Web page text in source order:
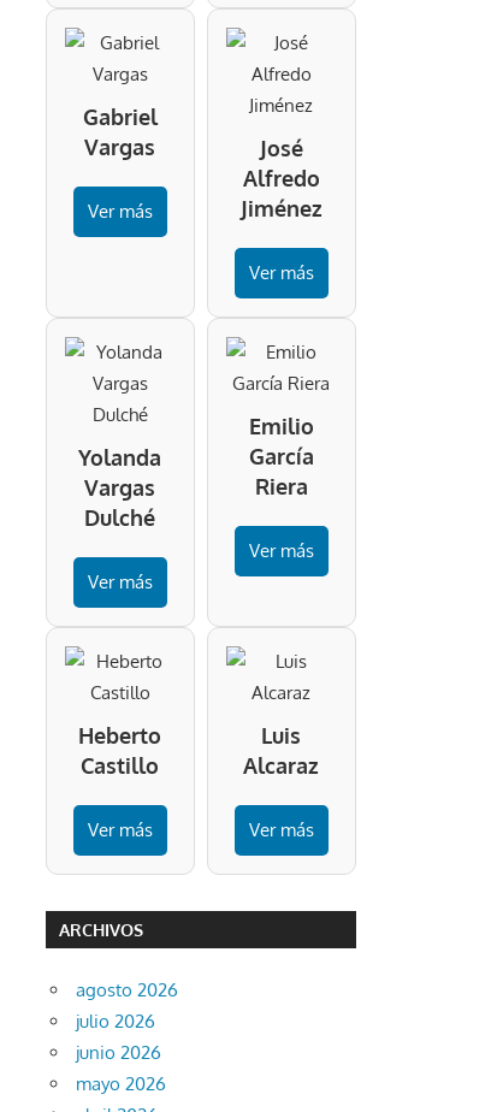
Gabriel
Vargas
Ver más
José
Alfredo
Jiménez
Ver más
Yolanda
Vargas
Dulché
Ver más
Emilio
García
Riera
Ver más
Heberto
Castillo
Ver más
Luis
Alcaraz
Ver más
ARCHIVOS
agosto 2026
julio 2026
junio 2026
mayo 2026